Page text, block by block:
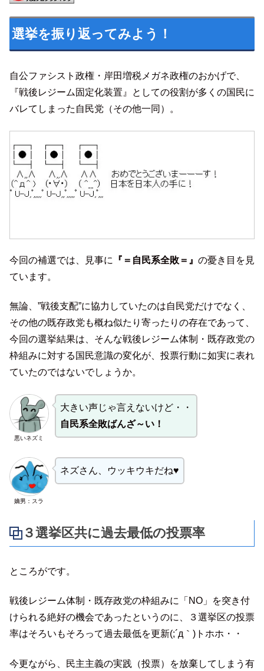
選挙を振り返ってみよう！
自公ファシスト政権・岸田増税メガネ政権のおかげで、
『戦後レジーム固定化装置』としての役割が多くの国民に
バレてしまった自民党（その他一同）。
今回の補選では、見事に 『＝自民系全敗＝』 の憂き目を見
ています。
無論、”戦後支配”に協力していたのは自民党だけでなく、
その他の既存政党も概ね似たり寄ったりの存在であって、
今回の選挙結果は、そんな戦後レジーム体制・既存政党の
枠組みに対する国民意識の変化が、投票行動に如実に表れ
ていたのではないでしょうか。
悪いネズミ
大きい声じゃ言えないけど・・
自民系全敗ばんざ～い！
嫡男：スラ
ネズさん、ウッキウキだね♥
３選挙区共に過去最低の投票率
ところがです。
戦後レジーム体制・既存政党の枠組みに「NO」を突き付
けられる絶好の機会であったというのに、３選挙区の投票
率はそろいもそろって過去最低を更新(;´д｀)トホホ・・
今更ながら、民主主義の実践（投票）を放棄してしまう有